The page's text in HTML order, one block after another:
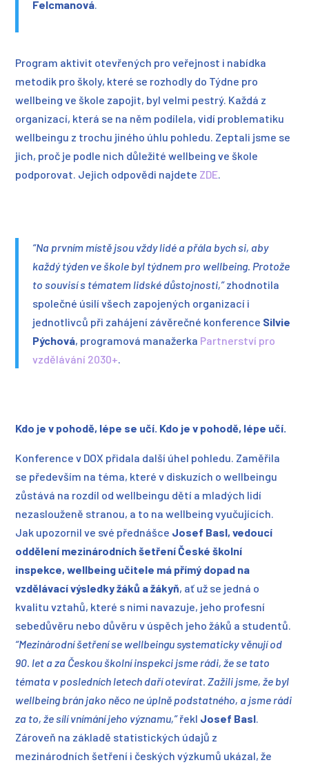
Felcmanová.
Program aktivit otevřených pro veřejnost i nabídka
metodik pro školy, které se rozhodly do Týdne pro
wellbeing ve škole zapojit, byl velmi pestrý. Každá z
organizací, která se na něm podílela, vidí problematiku
wellbeingu z trochu jiného úhlu pohledu. Zeptali jsme se
jich, proč je podle nich důležité wellbeing ve škole
podporovat. Jejich odpovědi najdete ZDE.
“Na prvním místě jsou vždy lidé a přála bych si, aby
každý týden ve škole byl týdnem pro wellbeing. Protože
to souvisí s tématem lidské důstojnosti,”zhodnotila
společné úsilí všech zapojených organizací i
jednotlivců při zahájení závěrečné konference Silvie
Pýchová, programová manažerka Partnerství pro
vzdělávání 2030+.
Kdo je v pohodě, lépe se učí. Kdo je v pohodě, lépe učí.
Konference v DOX přidala další úhel pohledu. Zaměřila
se především na téma, které v diskuzích o wellbeingu
zůstává na rozdíl od wellbeingu dětí a mladých lidí
nezaslouženě stranou, a to na wellbeing vyučujících.
Jak upozornil ve své přednášce Josef Basl, vedoucí
oddělení mezinárodních šetření České školní
inspekce, wellbeing učitele má přímý dopad na
vzdělávací výsledky žáků a žákyň, ať už se jedná o
kvalitu vztahů, které s nimi navazuje, jeho profesní
sebedůvěru nebo důvěru v úspěch jeho žáků a studentů.
“Mezinárodní šetření se wellbeingu systematicky věnují od
90. let a za Českou školní inspekci jsme rádi, že se tato
témata v posledních letech daří otevírat. Zažili jsme, že byl
wellbeing brán jako něco ne úplně podstatného, a jsme rádi
za to, že sílí vnímání jeho významu,”řekl Josef Basl.
Zároveň na základě statistických údajů z
mezinárodních šetření i českých výzkumů ukázal, že